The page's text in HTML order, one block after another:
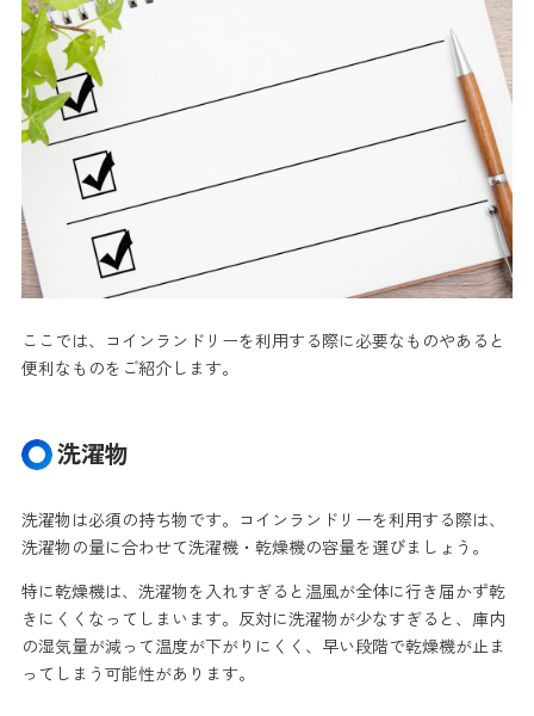
ここでは、コインランドリーを利用する際に必要なものやあると
便利なものをご紹介します。
洗濯物
洗濯物は必須の持ち物です。コインランドリーを利用する際は、
洗濯物の量に合わせて洗濯機・乾燥機の容量を選びましょう。
特に乾燥機は、洗濯物を入れすぎると温風が全体に行き届かず乾
きにくくなってしまいます。反対に洗濯物が少なすぎると、庫内
の湿気量が減って温度が下がりにくく、早い段階で乾燥機が止ま
ってしまう可能性があります。